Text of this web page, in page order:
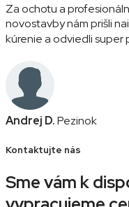
Za ochotu a
novostavby nám prišli
kúrenie a odviedli super
Andrej D.Pezinok
Kontaktujte nás
Sme vám k